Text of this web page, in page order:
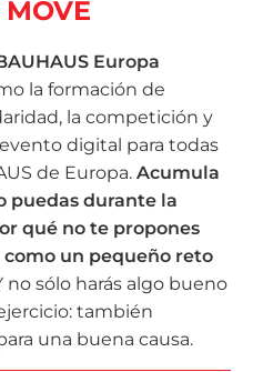
Europa
la formación de
la competición y
digital para todas
de Europa. Acumula
puedas durante la
qué no te propones
un pequeño reto
no sólo harás algo bueno
también
una buena causa.